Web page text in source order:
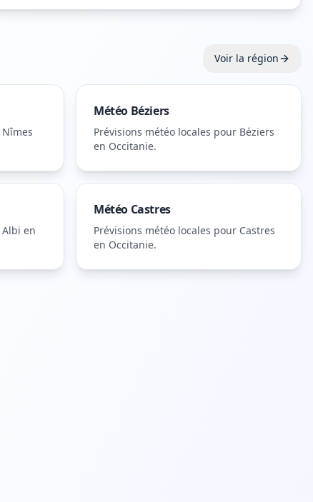
Voir la région
Nîmes
Météo Béziers
Prévisions météo locales pour Béziers
en Occitanie.
Albi en
Météo Castres
Prévisions météo locales pour Castres
en Occitanie.